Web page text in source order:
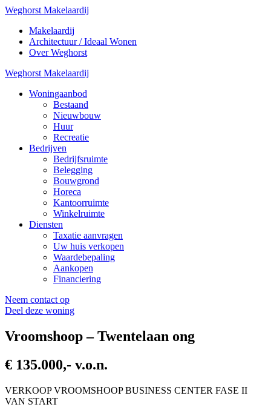
Weghorst Makelaardij
Makelaardij
Architectuur / Ideaal Wonen
Over Weghorst
Weghorst Makelaardij
Woningaanbod
Bestaand
Nieuwbouw
Huur
Recreatie
Bedrijven
Bedrijfsruimte
Belegging
Bouwgrond
Horeca
Kantoorruimte
Winkelruimte
Diensten
Taxatie aanvragen
Uw huis verkopen
Waardebepaling
Aankopen
Financiering
Neem contact op
Deel deze woning
Vroomshoop – Twentelaan ong
€ 135.000,- v.o.n.
VERKOOP VROOMSHOOP BUSINESS CENTER FASE II
VAN START